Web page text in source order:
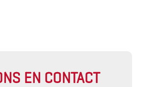
EN CONTACT